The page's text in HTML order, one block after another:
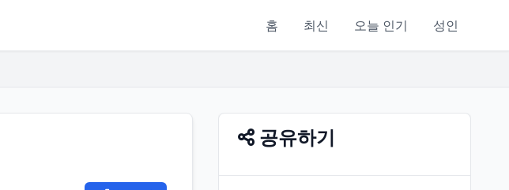
홈 최신 오늘 인기 성인
공유하기